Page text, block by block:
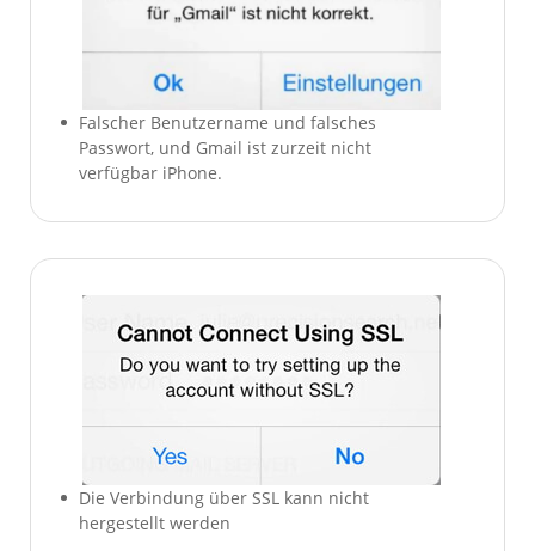
Falscher Benutzername und falsches
Passwort, und Gmail ist zurzeit nicht
verfügbar iPhone.
Die Verbindung über SSL kann nicht
hergestellt werden